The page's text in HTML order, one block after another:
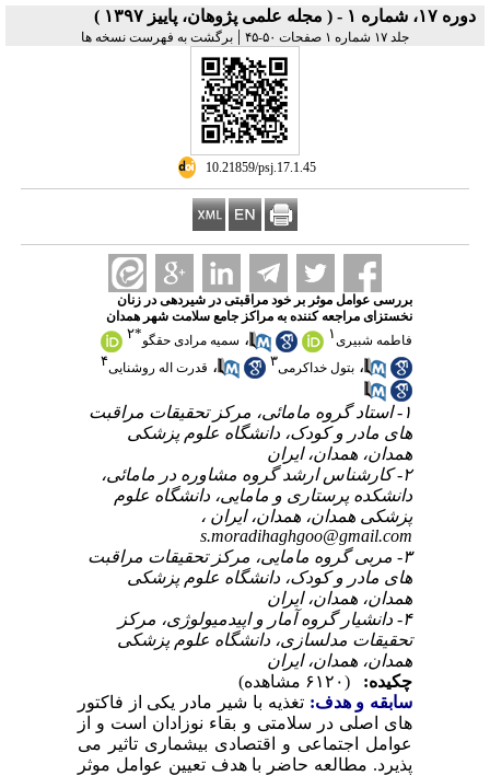
دوره ۱۷، شماره ۱ - ( مجله علمی پژوهان، پاییز ۱۳۹۷ )
جلد ۱۷ شماره ۱ صفحات ۵۰-۴۵ | برگشت به فهرست نسخه ها
‎ 10.21859/psj.17.1.45
بررسی عوامل موثر بر خود مراقبتی در شیردهی در زنان
نخست‎زای مراجعه کننده به مراکز جامع سلامت شهر همدان
فاطمه شبیری۱ ، سمیه مرادی حقگو*۲
، بتول خداکرمی۳ ، قدرت اله روشنایی۴
۱- استاد گروه مامائی، مرکز تحقیقات مراقبت
های مادر و کودک، دانشگاه علوم پزشکی
همدان، همدان، ایران
۲- کارشناس ارشد گروه مشاوره در مامائی،
دانشکده پرستاری و مامایی، دانشگاه علوم
پزشکی همدان، همدان، ایران ،
s.moradihaghgoo@gmail.com
۳- مربی گروه مامایی، مرکز تحقیقات مراقبت
های مادر و کودک، دانشگاه علوم پزشکی
همدان، همدان، ایران
۴- دانشیار گروه آمار و اپیدمیولوژی، مرکز
تحقیقات مدلسازی، دانشگاه علوم پزشکی
همدان، همدان، ایران
چکیده:
(۶۱۲۰ مشاهده)
سابقه و هدف: تغذیه با شیر مادر یکی از فاکتور
های اصلی در سلامتی و بقاء نوزادان است و از
عوامل اجتماعی و اقتصادی بی­شماری تاثیر می
پذیرد. مطالعه حاضر با هدف تعیین عوامل موثر